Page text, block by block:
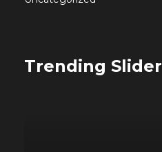
Trending Slider